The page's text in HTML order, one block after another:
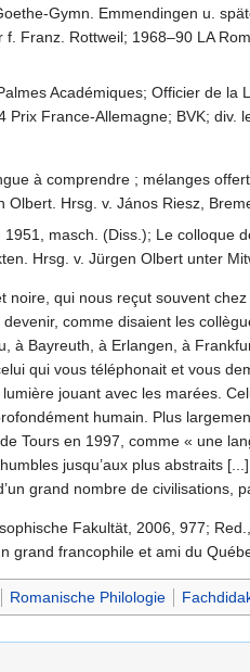
Gymn. Emmendingen u.
Franz. Rottweil; 1968–90 LA
Académiques; Officier de
Prix France-Allemagne; BVK;
à comprendre ; mélanges
Hrsg. v. János Riesz,
masch. (Diss.); Le colloque
Hrsg. v. Jürgen Olbert unter
noire, qui nous reçut souvent
comme disaient les
à Bayreuth, à Erlangen, à
qui vous téléphonait et vous
lumière jouant avec les marées.
humain. Plus
Tours en 1997, comme « une
jusqu’aux plus abstraits
grand nombre de civilisations,
Fakultät, 2006, 977;
grand francophile et ami du
Romanische Philologie